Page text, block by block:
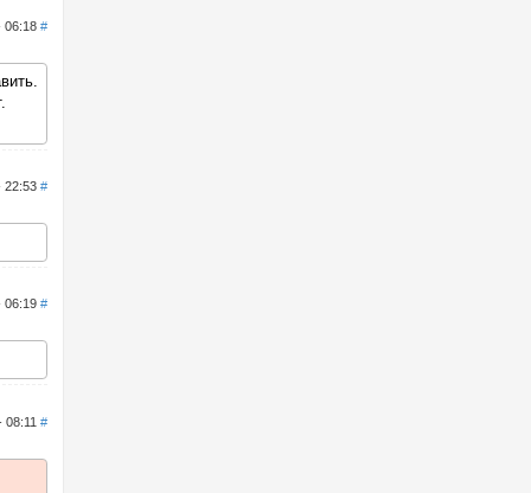
06:18 #
22:53 #
06:19 #
08:11 #